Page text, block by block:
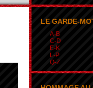
LE GARDE-
A-B
C-D
E-K
L-P
Q-Z